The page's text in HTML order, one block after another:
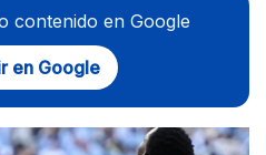
contenido en Google
en Google